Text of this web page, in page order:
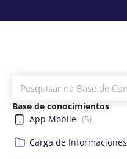
Base de conocimientos
App Mobile (5)
Carga de Informaciones